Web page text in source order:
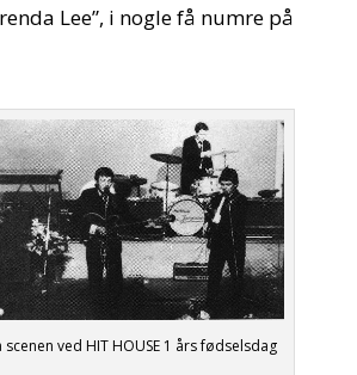
Lee”, i nogle få numre på
ved HIT HOUSE 1 års fødselsdag